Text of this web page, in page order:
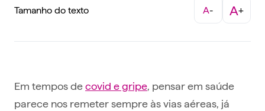
Tamanho do texto A- A+
Em tempos decovid e gripe, pensar em saúde
parece nos remeter sempre às vias aéreas, já